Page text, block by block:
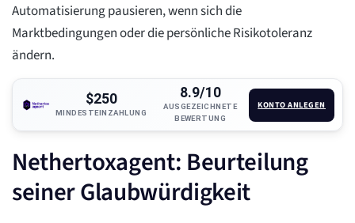
Automatisierung pausieren, wenn sich die
Marktbedingungen oder die persönliche Risikotoleranz
ändern.
$250
MINDESTEINZAHLUNG
8.9/10
AUSGEZEICHNETE
BEWERTUNG
KONTO ANLEGEN
Nethertoxagent: Beurteilung
seiner Glaubwürdigkeit